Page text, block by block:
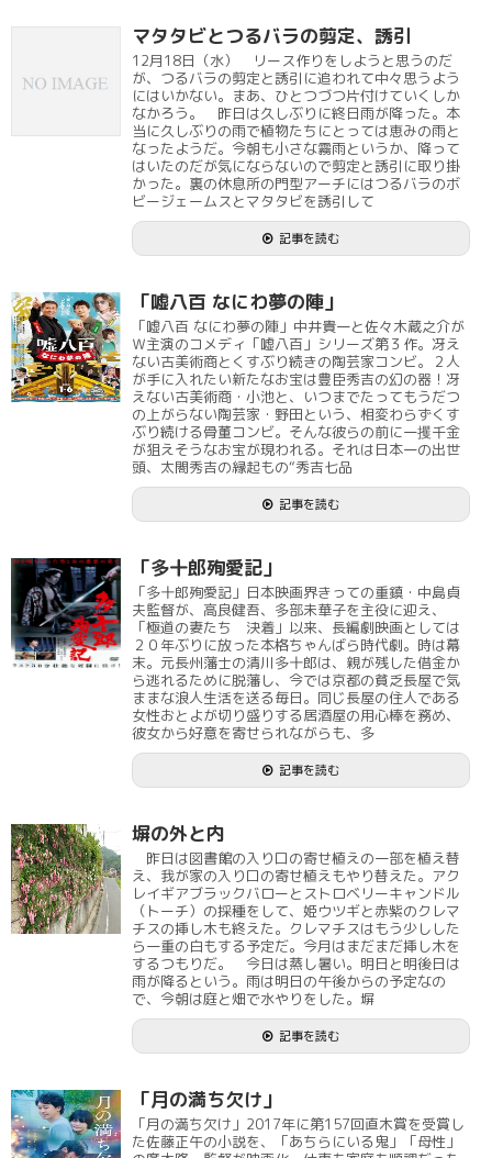
マタタビとつるバラの剪定、誘引
12月18日（水） リース作りをしようと思うのだ
が、つるバラの剪定と誘引に追われて中々思うよう
にはいかない。まあ、ひとつづつ片付けていくしか
なかろう。 昨日は久しぶりに終日雨が降った。本
当に久しぶりの雨で植物たちにとっては恵みの雨と
なったようだ。今朝も小さな霧雨というか、降って
はいたのだが気にならないので剪定と誘引に取り掛
かった。裏の休息所の門型アーチにはつるバラのボ
ビージェームスとマタタビを誘引して
記事を読む
「嘘八百 なにわ夢の陣」
「嘘八百 なにわ夢の陣」中井貴一と佐々木蔵之介が
Ｗ主演のコメディ「嘘八百」シリーズ第３作。冴え
ない古美術商とくすぶり続きの陶芸家コンビ。２人
が手に入れたい新たなお宝は豊臣秀吉の幻の器！冴
えない古美術商・小池と、いつまでたってもうだつ
の上がらない陶芸家・野田という、相変わらずくす
ぶり続ける骨董コンビ。そんな彼らの前に一攫千金
が狙えそうなお宝が現われる。それは日本一の出世
頭、太閤秀吉の縁起もの“秀吉七品
記事を読む
「多十郎殉愛記」
「多十郎殉愛記」日本映画界きっての重鎮・中島貞
夫監督が、高良健吾、多部未華子を主役に迎え、
「極道の妻たち 決着」以来、長編劇映画としては
２０年ぶりに放った本格ちゃんばら時代劇。時は幕
末。元長州藩士の清川多十郎は、親が残した借金か
ら逃れるために脱藩し、今では京都の貧乏長屋で気
ままな浪人生活を送る毎日。同じ長屋の住人である
女性おとよが切り盛りする居酒屋の用心棒を務め、
彼女から好意を寄せられながらも、多
記事を読む
塀の外と内
昨日は図書館の入り口の寄せ植えの一部を植え替
え、我が家の入り口の寄せ植えもやり替えた。アク
レイギアブラックバローとストロベリーキャンドル
（トーチ）の採種をして、姫ウツギと赤紫のクレマ
チスの挿し木も終えた。クレマチスはもう少しした
ら一重の白もする予定だ。今月はまだまだ挿し木を
するつもりだ。 今日は蒸し暑い。明日と明後日は
雨が降るという。雨は明日の午後からの予定なの
で、今朝は庭と畑で水やりをした。塀
記事を読む
「月の満ち欠け」
「月の満ち欠け」2017年に第157回直木賞を受賞し
た佐藤正午の小説を、「あちらにいる鬼」「母性」